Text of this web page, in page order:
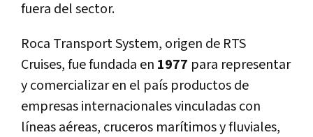
fuera del sector.
Roca Transport System, origen de RTS
Cruises, fue fundada en 1977 para representar
y comercializar en el país productos de
empresas internacionales vinculadas con
líneas aéreas, cruceros marítimos y fluviales,